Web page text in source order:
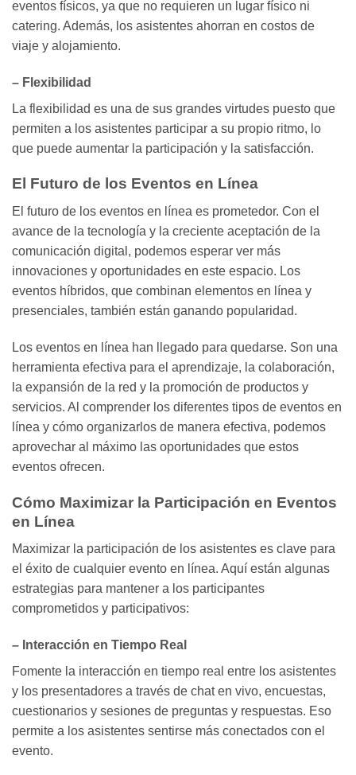
eventos físicos, ya que no requieren un lugar físico ni
catering. Además, los asistentes ahorran en costos de
viaje y alojamiento.
– Flexibilidad
La flexibilidad es una de sus grandes virtudes puesto que
permiten a los asistentes participar a su propio ritmo, lo
que puede aumentar la participación y la satisfacción.
El Futuro de los Eventos en Línea
El futuro de los eventos en línea es prometedor. Con el
avance de la tecnología y la creciente aceptación de la
comunicación digital, podemos esperar ver más
innovaciones y oportunidades en este espacio. Los
eventos híbridos, que combinan elementos en línea y
presenciales, también están ganando popularidad.
Los eventos en línea han llegado para quedarse. Son una
herramienta efectiva para el aprendizaje, la colaboración,
la expansión de la red y la promoción de productos y
servicios. Al comprender los diferentes tipos de eventos en
línea y cómo organizarlos de manera efectiva, podemos
aprovechar al máximo las oportunidades que estos
eventos ofrecen.
Cómo Maximizar la Participación en Eventos
en Línea
Maximizar la participación de los asistentes es clave para
el éxito de cualquier evento en línea. Aquí están algunas
estrategias para mantener a los participantes
comprometidos y participativos:
– Interacción en Tiempo Real
Fomente la interacción en tiempo real entre los asistentes
y los presentadores a través de chat en vivo, encuestas,
cuestionarios y sesiones de preguntas y respuestas. Eso
permite a los asistentes sentirse más conectados con el
evento.